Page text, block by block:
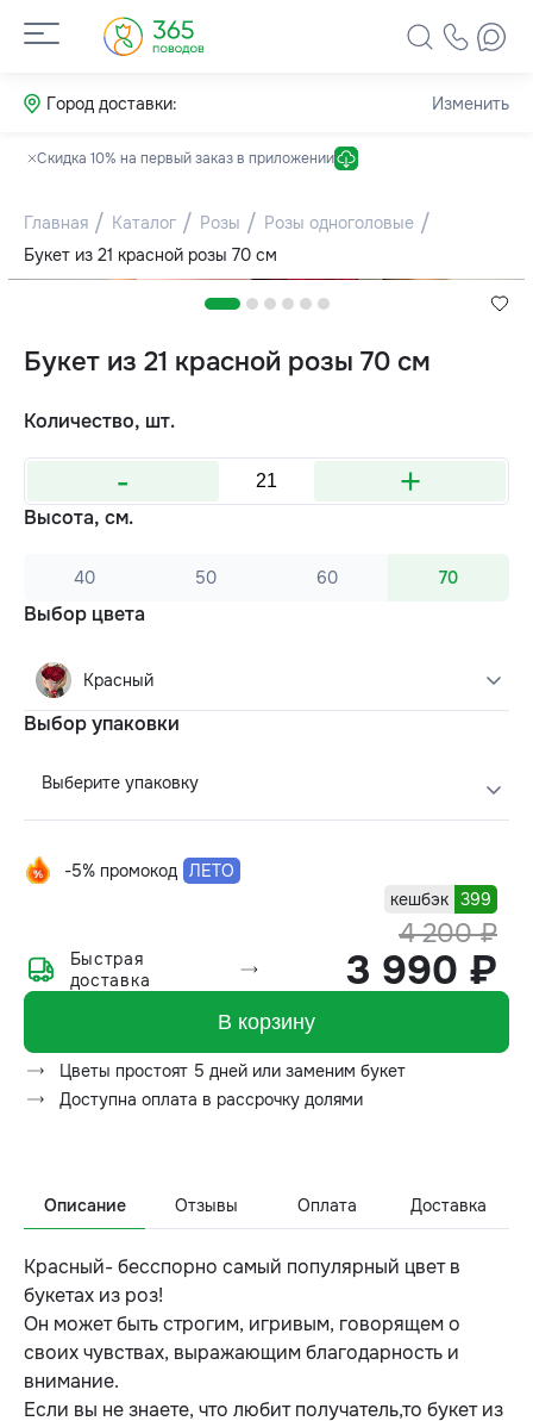
Город доставки: Изменить
Скидка 10% на первый заказ в приложении
Главная Каталог Розы
Розы одноголовые
Букет из 21 красной розы 70 см
Букет из 21 красной розы 70 см
Количество, шт.
- +
Высота, см.
40 50 60 70
Выбор цвета
Красный
Выбор упаковки
Выберите упаковку
-5% промокод ЛЕТО
кешбэк 399
4 200 ₽
3 990 ₽
Быстрая
доставка
В корзину
Цветы простоят 5 дней или заменим букет
Доступна оплата в рассрочку долями
Описание Отзывы Оплата Доставка
Красный- бесспорно самый популярный цвет в
букетах из роз!
Он может быть строгим, игривым, говорящем о
своих чувствах, выражающим благодарность и
внимание.
Если вы не знаете, что любит получатель,то букет из